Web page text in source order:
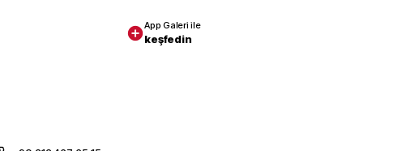
App Galeri ile
keşfedin